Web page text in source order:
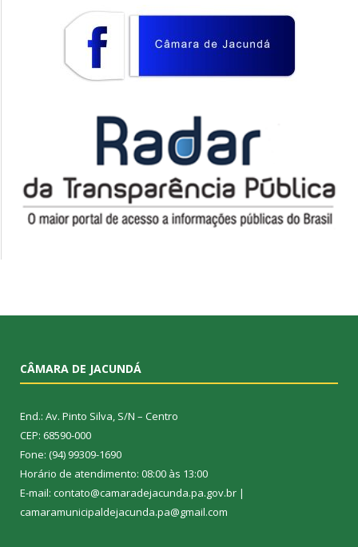
CÂMARA DE JACUNDÁ
End.: Av. Pinto Silva, S/N – Centro
CEP: 68590-000
Fone: (94) 99309-1690
Horário de atendimento: 08:00 às 13:00
E-mail: contato@camaradejacunda.pa.gov.br |
camaramunicipaldejacunda.pa@gmail.com